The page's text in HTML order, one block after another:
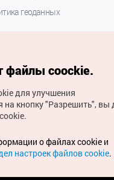
геоданных
Кореи Все
связанных с
запросы на
почты
файлы coockie.
для улучшения
кнопку "Разрешить", вы
о файлах cookie и
настроек файлов cookie.